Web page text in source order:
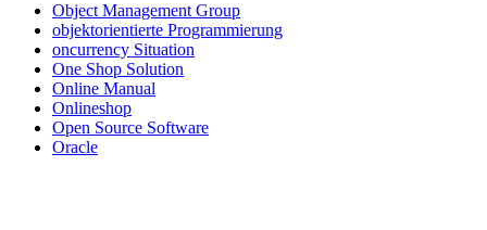
Object Management Group
objektorientierte Programmierung
oncurrency Situation
One Shop Solution
Online Manual
Onlineshop
Open Source Software
Oracle